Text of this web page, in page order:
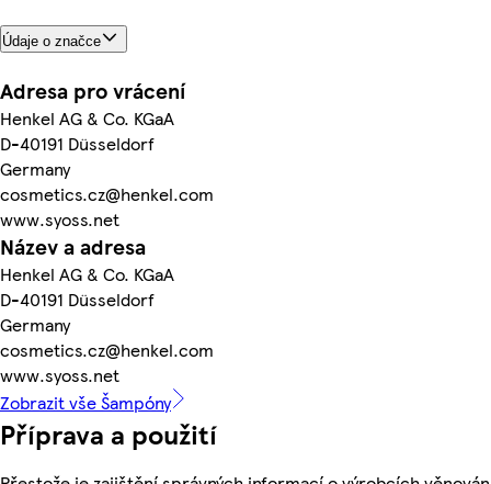
Údaje o značce
Adresa pro vrácení
Henkel AG & Co. KGaA
D-40191 Düsseldorf
Germany
cosmetics.cz@henkel.com
www.syoss.net
Název a adresa
Henkel AG & Co. KGaA
D-40191 Düsseldorf
Germany
cosmetics.cz@henkel.com
www.syoss.net
Zobrazit vše Šampóny
Příprava a použití